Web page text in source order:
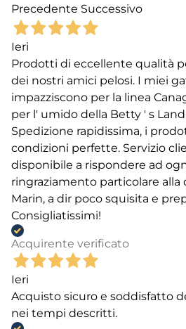
Precedente Successivo
Ieri
Prodotti di eccellente qualità
dei nostri amici pelosi. I miei
impazziscono per la linea
per l' umido della Betty ' s
Spedizione rapidissima, i
condizioni perfette. Servizio
disponibile a rispondere ad
ringraziamento particolare alla
Marin, a dir poco squisita e
Consigliatissimi!
Acquirente verificato
Ieri
Acquisto sicuro e soddisfatto
nei tempi descritti.